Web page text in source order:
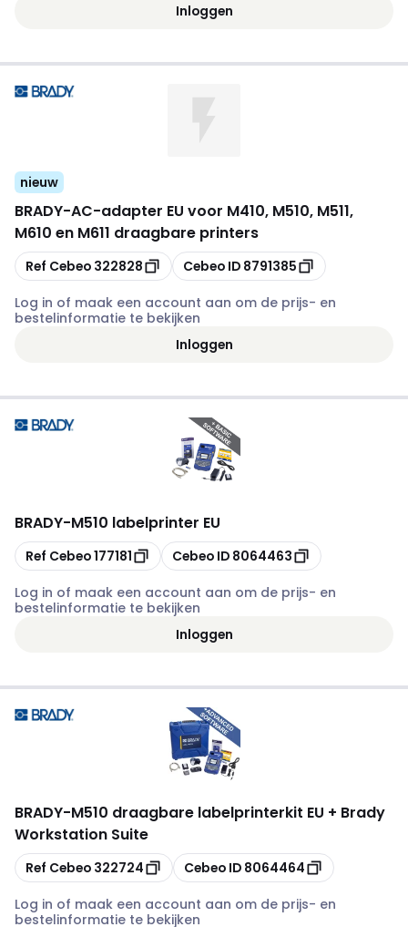
Inloggen
nieuw
BRADY-AC-adapter EU voor M410, M510, M511,
M610 en M611 draagbare printers
Kopiëren
Ref Cebeo 322828 Kopiëren
Cebeo ID 8791385
Log in of maak een account aan om de prijs- en
bestelinformatie te bekijken
Inloggen
BRADY-M510 labelprinter EU
Kopiëren
Ref Cebeo177181 Kopiëren
Cebeo ID 8064463
Log in of maak een account aan om de prijs- en
bestelinformatie te bekijken
Inloggen
BRADY-M510 draagbare labelprinterkit EU + Brady
Workstation Suite
Kopiëren
Ref Cebeo 322724 Kopiëren
Cebeo ID 8064464
Log in of maak een account aan om de prijs- en
bestelinformatie te bekijken